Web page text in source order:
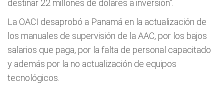
destinar 22 millones de dólares a inversión".
La OACI desaprobó a Panamá en la actualización de
los manuales de supervisión de la AAC, por los bajos
salarios que paga, por la falta de personal capacitado
y además por la no actualización de equipos
tecnológicos.